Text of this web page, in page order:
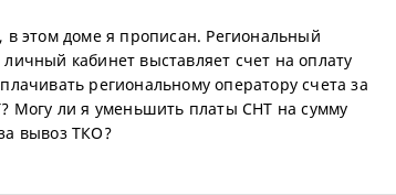
этом доме я прописан. Региональный
кабинет выставляет счет на оплату
региональному оператору счета за
Могу ли я уменьшить платы СНТ на сумму
вывоз ТКО?